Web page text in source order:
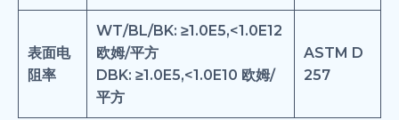
表面电
阻率
WT/BL/BK: ≥1.0E5,<1.0E12
欧姆/平方
DBK: ≥1.0E5,<1.0E10 欧姆/
平方
ASTM D
257